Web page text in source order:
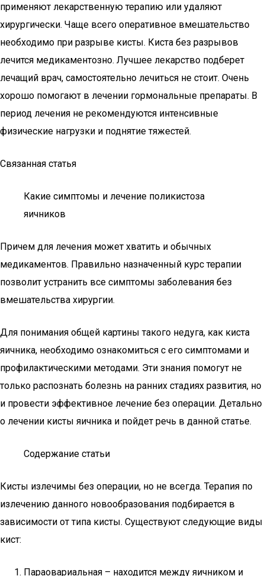
применяют лекарственную терапию или удаляют
хирургически. Чаще всего оперативное вмешательство
необходимо при разрыве кисты. Киста без разрывов
лечится медикаментозно. Лучшее лекарство подберет
лечащий врач, самостоятельно лечиться не стоит. Очень
хорошо помогают в лечении гормональные препараты. В
период лечения не рекомендуются интенсивные
физические нагрузки и поднятие тяжестей.
Связанная статья
Какие симптомы и лечение поликистоза
яичников
Причем для лечения может хватить и обычных
медикаментов. Правильно назначенный курс терапии
позволит устранить все симптомы заболевания без
вмешательства хирургии.
Для понимания общей картины такого недуга, как киста
яичника, необходимо ознакомиться с его симптомами и
профилактическими методами. Эти знания помогут не
только распознать болезнь на ранних стадиях развития, но
и провести эффективное лечение без операции. Детально
о лечении кисты яичника и пойдет речь в данной статье.
Содержание статьи
Кисты излечимы без операции, но не всегда. Терапия по
излечению данного новообразования подбирается в
зависимости от типа кисты. Существуют следующие виды
кист:
Параовариальная – находится между яичником и